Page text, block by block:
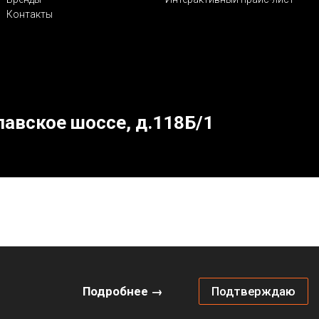
Подробнее → Подтверждаю
Контакты
шоссе, д.118Б/1